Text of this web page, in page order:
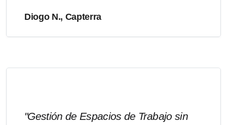
Diogo N., Capterra
"Gestión de Espacios de Trabajo sin